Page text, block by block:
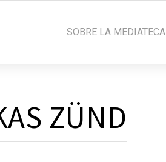
SOBRE LA MEDIATECA
ZÜND